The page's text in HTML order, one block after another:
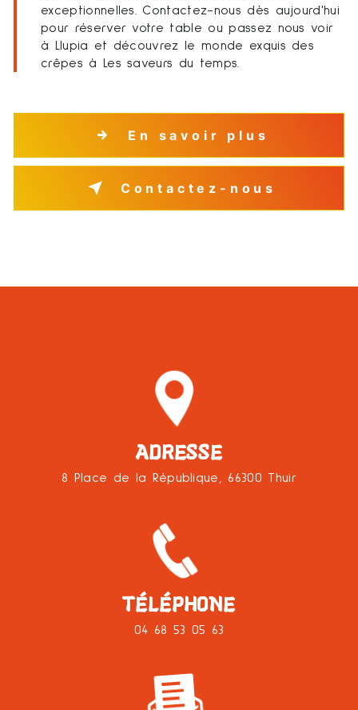
exceptionnelles. Contactez-nous dès aujourd'hui
pour réserver votre table ou passez nous voir
à Llupia et découvrez le monde exquis des
crêpes à Les saveurs du temps.
En savoir plus
Contactez-nous
ADRESSE
8 Place de la République, 66300 Thuir
TÉLÉPHONE
04 68 53 05 63